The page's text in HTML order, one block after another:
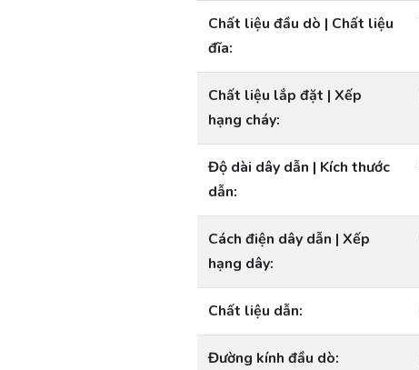
Chất liệu đầu dò | Chất liệu
đĩa:
Chất liệu lắp đặt | Xếp
hạng cháy:
Độ dài dây dẫn | Kích thước
dẫn:
Cách điện dây dẫn | Xếp
hạng dây:
Chất liệu dẫn:
Đường kính đầu dò: